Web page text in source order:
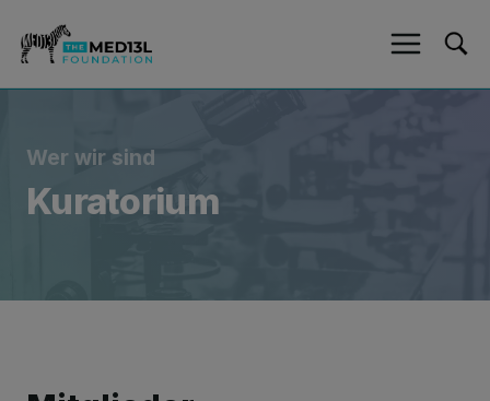
Inhalt
Wer wir sind
Kuratorium